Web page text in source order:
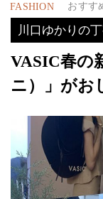
FASHION おすす
川口ゆかりの
VASIC春の
ニ）」がお